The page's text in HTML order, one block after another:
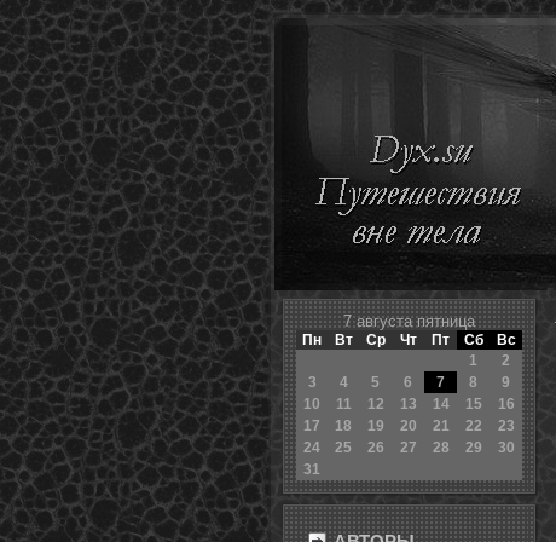
7 августа пятница
Пн Вт Ср Чт Пт Сб
Вс
1
2
3
4 5 6 7 8
9
10
11 12 13 14 15
16
17
18 19 20 21 22
23
24
25 26 27 28 29
30
31